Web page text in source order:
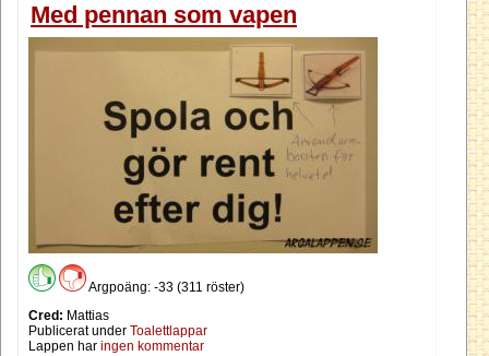
Med pennan som vapen
Argpoäng: -33 (311 röster)
Cred: Mattias
Publicerat under Toalettlappar
Lappen har ingen kommentar